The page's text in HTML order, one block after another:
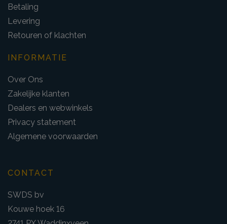
Betaling
Levering
Retouren of klachten
INFORMATIE
Over Ons
Zakelijke klanten
Dealers en webwinkels
Privacy statement
Algemene voorwaarden
CONTACT
SWDS bv
Kouwe hoek 16